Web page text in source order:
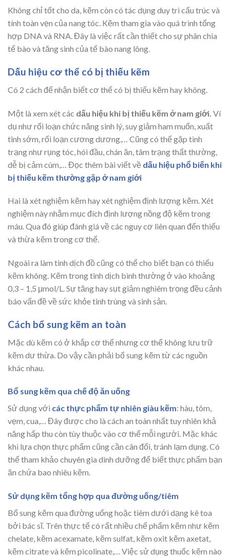
Không chỉ tốt cho da, kẽm còn có tác dụng duy trì cấu trúc và
tính toàn vẹn của nang tóc. Kẽm tham gia vào quá trình tổng
hợp DNA và RNA. Đây là việc rất cần thiết cho sự phân chia
tế bào và tăng sinh của tế bào nang lông.
Dấu hiệu cơ thể có bị thiếu kẽm
Có 2 cách để nhận biết cơ thể có bị thiếu kẽm hay không.
Một là xem xét các dấu hiệu khi bị thiếu kẽm ở nam giới. Ví
dụ như rối loạn chức năng sinh lý, suy giảm ham muốn, xuất
tinh sớm, rối loạn cương dương,… Cũng có thể gặp tình
trạng như rụng tóc, hói đầu, chán ăn, tâm trạng thất thường,
dễ bị cảm cúm,… Đọc thêm bài viết về dấu hiệu phổ biến khi
bị thiếu kẽm thường gặp ở nam giới
Hai là xét nghiệm kẽm hay xét nghiệm định lượng kẽm. Xét
nghiệm này nhằm mục đích định lượng nồng độ kẽm trong
máu. Qua đó giúp đánh giá về các nguy cơ liên quan đến thiếu
và thừa kẽm trong cơ thể.
Ngoài ra làm tinh dịch đồ cũng có thể cho biết bạn có thiếu
kẽm không. Kẽm trong tinh dịch bình thường ở vào khoảng
0,3 – 1,5 μmol/L. Sự tăng hay sụt giảm nghiêm trọng đều cảnh
báo vấn đề về sức khỏe tinh trùng và sinh sản.
Cách bổ sung kẽm an toàn
Mặc dù kẽm có ở khắp cơ thể nhưng cơ thể không lưu trữ
kẽm dư thừa. Do vậy cần phải bổ sung kẽm từ các nguồn
khác nhau.
Bổ sung kẽm qua chế độ ăn uống
Sử dụng với các thực phẩm tự nhiên giàu kẽm: hàu, tôm,
vẹm, cua,… Đây được cho là cách an toàn nhất tuy nhiên khả
năng hấp thu còn tùy thuộc vào cơ thể mỗi người. Mặc khác
khi lựa chọn thực phẩm cũng cần cân đối, tránh lạm dụng. Có
thể tham khảo chuyên gia dinh dưỡng để biết thực phẩm bạn
ăn chứa bao nhiêu kẽm.
Sử dụng kẽm tổng hợp qua đường uống/tiêm
Bổ sung kẽm qua đường uống hoặc tiêm dưới dạng kê toa
bởi bác sĩ. Trên thực tế có rất nhiều chế phẩm kẽm như kẽm
chelate, kẽm acexamate, kẽm sulfat, kẽm oxit kẽm axetat,
kẽm citrate và kẽm picolinate,… Việc sử dụng thuốc kẽm nào